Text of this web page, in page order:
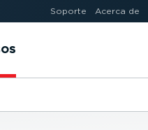
Soporte Acerca de